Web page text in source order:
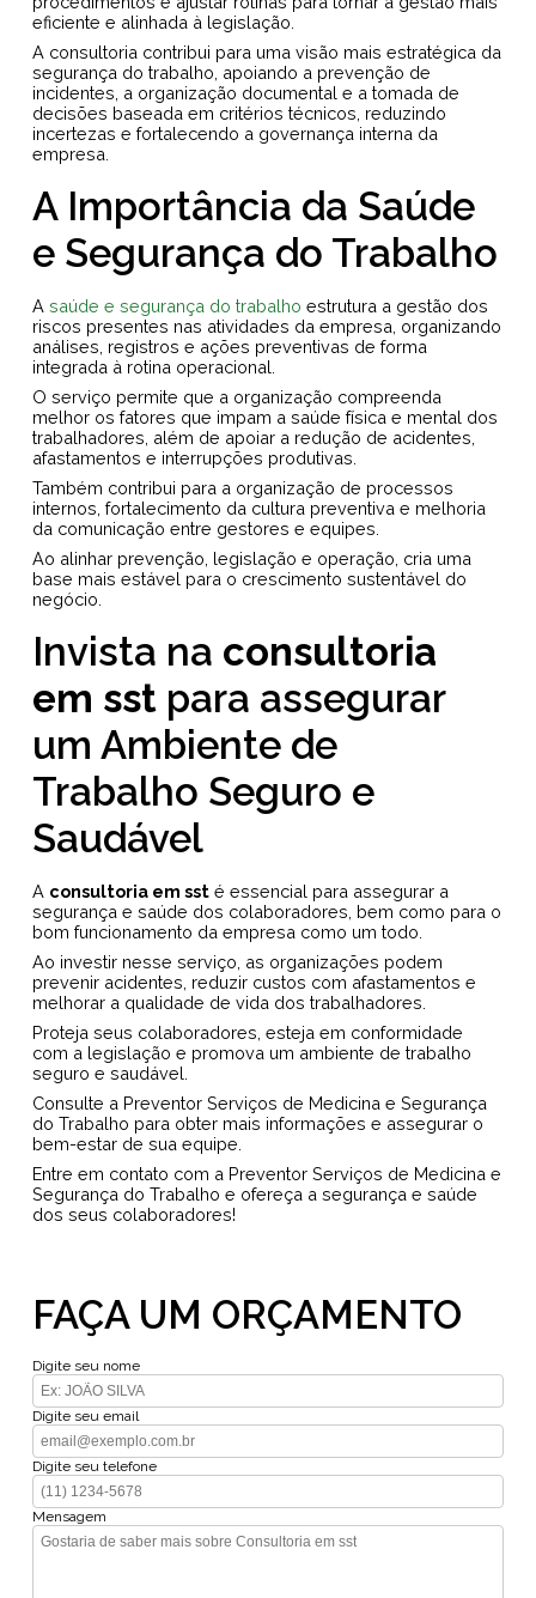
eficiente e alinhada à legislação.
A consultoria contribui para uma visão mais estratégica da
segurança do trabalho, apoiando a prevenção de
incidentes, a organização documental e a tomada de
decisões baseada em critérios técnicos, reduzindo
incertezas e fortalecendo a governança interna da
empresa.
A Importância da Saúde
e Segurança do Trabalho
Asaúde e segurança do trabalho estrutura a gestão dos
riscos presentes nas atividades da empresa, organizando
análises, registros e ações preventivas de forma
integrada à rotina operacional.
O serviço permite que a organização compreenda
melhor os fatores que impam a saúde física e mental dos
trabalhadores, além de apoiar a redução de acidentes,
afastamentos e interrupções produtivas.
Também contribui para a organização de processos
internos, fortalecimento da cultura preventiva e melhoria
da comunicação entre gestores e equipes.
Ao alinhar prevenção, legislação e operação, cria uma
base mais estável para o crescimento sustentável do
negócio.
Invista na consultoria
em sst para assegurar
um Ambiente de
Trabalho Seguro e
Saudável
A consultoria em sst é essencial para assegurar a
segurança e saúde dos colaboradores, bem como para o
bom funcionamento da empresa como um todo.
Ao investir nesse serviço, as organizações podem
prevenir acidentes, reduzir custos com afastamentos e
melhorar a qualidade de vida dos trabalhadores.
Proteja seus colaboradores, esteja em conformidade
com a legislação e promova um ambiente de trabalho
seguro e saudável.
Consulte a Preventor Serviços de Medicina e Segurança
do Trabalho para obter mais informações e assegurar o
bem-estar de sua equipe.
Entre em contato com a Preventor Serviços de Medicina e
Segurança do Trabalho e ofereça a segurança e saúde
dos seus colaboradores!
FAÇA UM ORÇAMENTO
Digite seu nome
Digite seu email
Digite seu telefone
Mensagem